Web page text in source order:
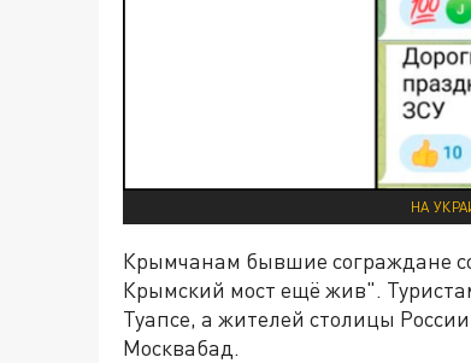
НА
Крымчанам бывшие сограждане
Крымский мост ещё жив".
Туапсе, а жителей столицы
Москвабад.